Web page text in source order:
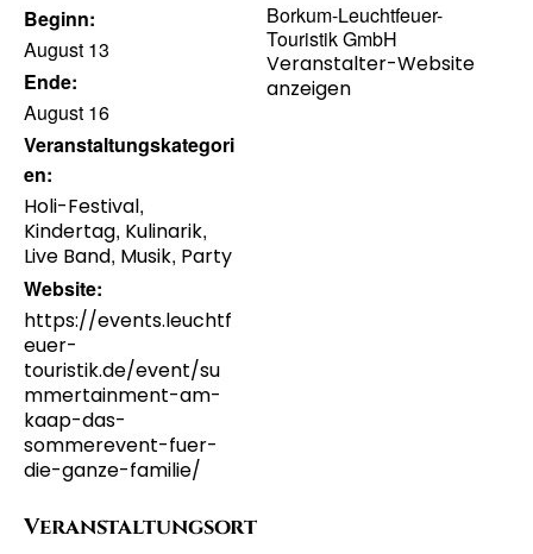
Beginn:
August 13
Ende:
August 16
Veranstaltungskategori
en:
Holi-Festival,
Kindertag, Kulinarik,
Live Band, Musik, Party
Website:
https://events.leuchtf
euer-
touristik.de/event/su
mmertainment-am-
kaap-das-
sommerevent-fuer-
die-ganze-familie/
Veranstaltungsort
Borkum-Leuchtfeuer-
Touristik GmbH
Veranstalter-Website
anzeigen